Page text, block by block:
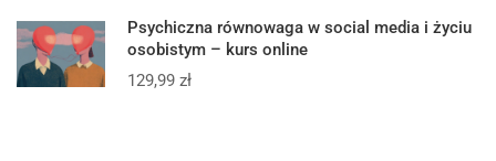
Psychiczna równowaga w social media i życiu
osobistym – kurs online
129,99 zł